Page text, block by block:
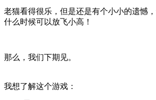
老猫看得很乐，但是还是有个小小的遗憾
什么时候可以放飞小高！
那么，我们下期见。
我想了解这个游戏：